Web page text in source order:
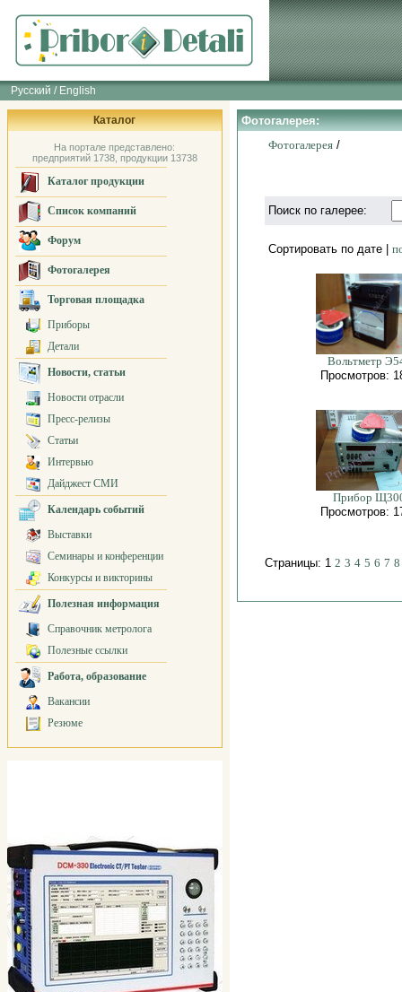
Русский / English
Каталог
На портале представлено:
предприятий 1738, продукции 13738
Каталог продукции
Список компаний
Форум
Фотогалерея
Торговая площадка
Приборы
Детали
Новости, статьи
Новости отрасли
Пресс-релизы
Статьи
Интервью
Дайджест СМИ
Календарь событий
Выставки
Семинары и конференции
Конкурсы и викторины
Полезная информация
Справочник метролога
Полезные ссылки
Работа, образование
Вакансии
Резюме
Фотогалерея:
Фотогалерея /
Поиск по галерее:
Сортировать по дате |
Вольтметр
Просмотров:
Прибор
Просмотров:
Страницы: 1 2 3 4 5 6 7 8